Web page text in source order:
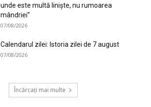
unde este multă liniște, nu rumoarea
mândriei”
07/08/2026
Calendarul zilei: Istoria zilei de 7 august
07/08/2026
Încărcați mai multe